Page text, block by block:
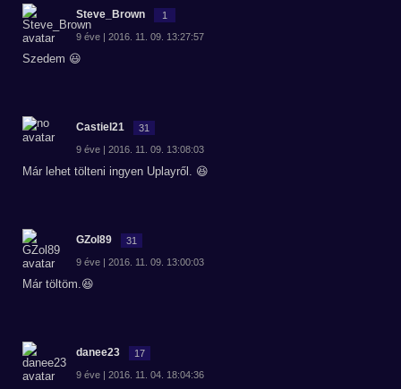
Steve_Brown 1
9 éve | 2016. 11. 09. 13:27:57
Szedem 😃
Castiel21 31
9 éve | 2016. 11. 09. 13:08:03
Már lehet tölteni ingyen Uplayről. 😆
GZol89 31
9 éve | 2016. 11. 09. 13:00:03
Már töltöm.😆
danee23 17
9 éve | 2016. 11. 04. 18:04:36